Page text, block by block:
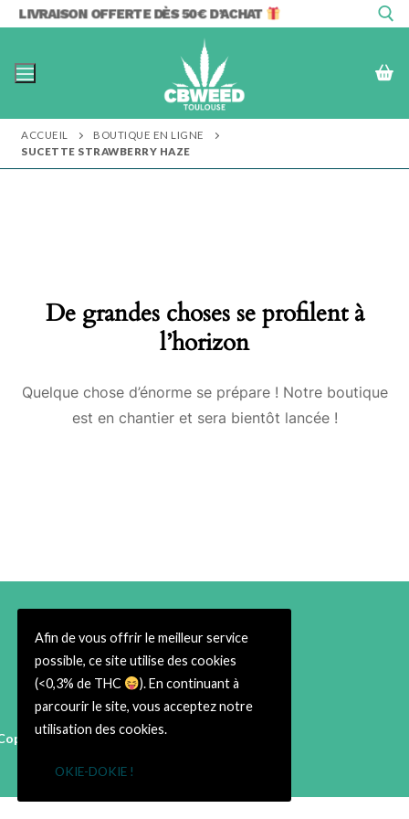
Aller
contenu
LIVRAISON OFFERTE DÈS 50€ D’ACHAT
Rechercher :
ACCUEIL
BOUTIQUE EN LIGNE
SUCETTE STRAWBERRY HAZE
De grandes choses se profilent à
l’horizon
Quelque chose d’énorme se prépare ! Notre boutique
est en chantier et sera bientôt lancée !
© 2026 Cbweed Shop Toulouse
Afin de vous offrir le meilleur service
possible, ce site utilise des cookies
(<0,3% de THC
). En continuant à
parcourir le site, vous acceptez notre
utilisation des cookies.
OKIE-DOKIE !